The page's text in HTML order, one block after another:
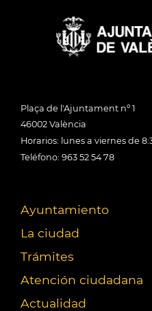
Plaça de l'Ajuntament nº 1
46002 València
Horarios: lunes a viernes de
Teléfono: 963 52 54 78
Ayuntamiento
La ciudad
Trámites
Atención ciudadana
Actualidad